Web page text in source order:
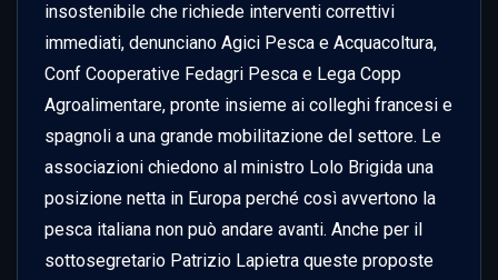
insostenibile che richiede interventi correttivi
immediati, denunciano Agici Pesca e Acquacoltura,
Conf Cooperative Fedagri Pesca e Lega Copp
Agroalimentare, pronte insieme ai colleghi francesi e
spagnoli a una grande mobilitazione del settore. Le
associazioni chiedono al ministro Lolo Brigida una
posizione netta in Europa perché così avvertono la
pesca italiana non può andare avanti. Anche per il
sottosegretario Patrizio Lapietra queste proposte